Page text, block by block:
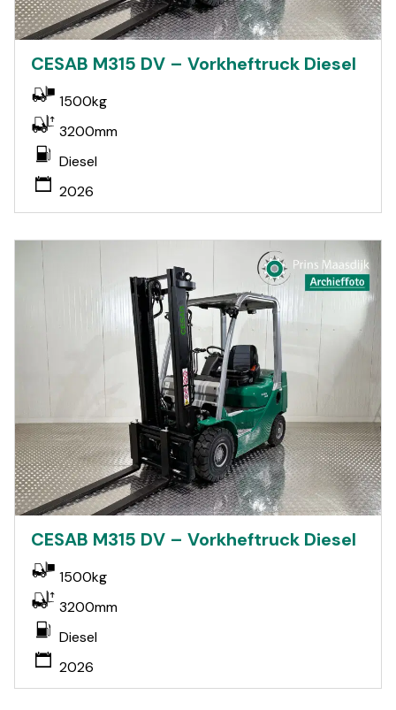
CESAB M315 DV – Vorkheftruck Diesel
1500kg
3200mm
Diesel
2026
CESAB M315 DV – Vorkheftruck Diesel
1500kg
3200mm
Diesel
2026